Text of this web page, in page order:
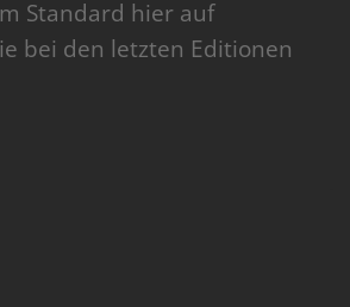
Standard hier auf
bei den letzten Editionen